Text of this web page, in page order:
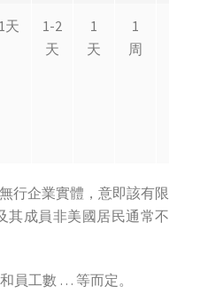
1天
1-2
天
1
天
1
周
行企業實體，意即該有限
其成員非美國居民通常不
員工數 … 等而定。